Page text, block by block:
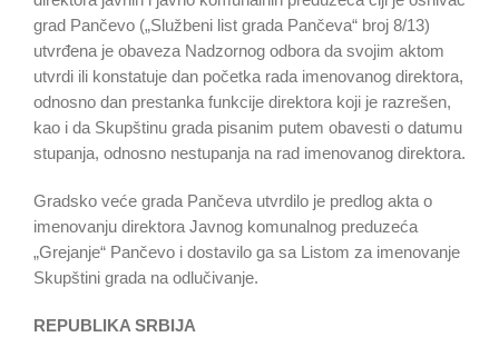
grad Pančevo („Službeni list grada Pančeva“ broj 8/13)
utvrđena je obaveza Nadzornog odbora da svojim aktom
utvrdi ili konstatuje dan početka rada imenovanog direktora,
odnosno dan prestanka funkcije direktora koji je razrešen,
kao i da Skupštinu grada pisanim putem obavesti o datumu
stupanja, odnosno nestupanja na rad imenovanog direktora.
Gradsko veće grada Pančeva utvrdilo je predlog akta o
imenovanju direktora Javnog komunalnog preduzeća
„Grejanje“ Pančevo i dostavilo ga sa Listom za imenovanje
Skupštini grada na odlučivanje.
REPUBLIKA SRBIJA